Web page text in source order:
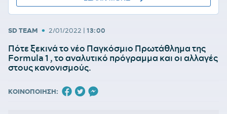
SD TEAM • 2/01/2022 | 13:00
Πότε ξεκινά το νέο Παγκόσμιο Πρωτάθλημα της
Formula 1 , το αναλυτικό πρόγραμμα και οι αλλαγές
στους κανονισμούς.
ΚΟΙΝΟΠΟΙΗΣΗ: